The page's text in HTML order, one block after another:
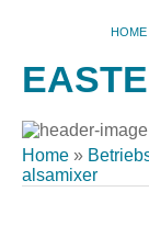
HOME
Home »
alsamixer